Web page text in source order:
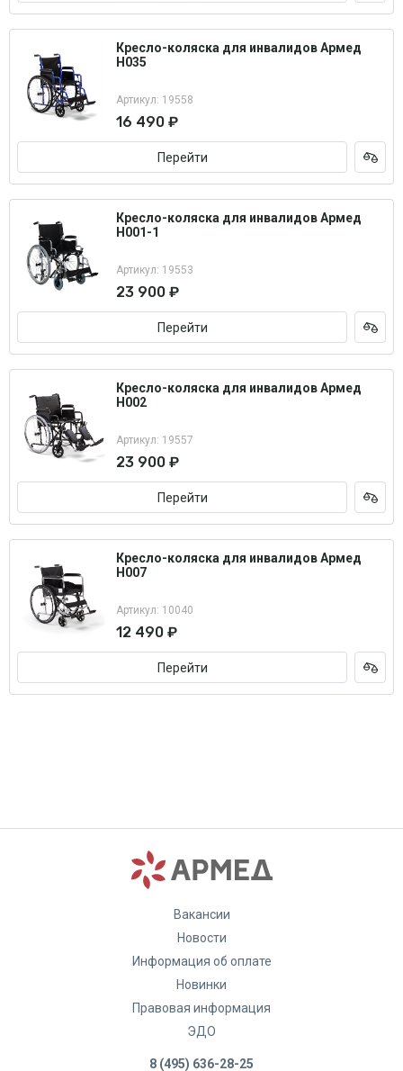
Кресло-коляска для инвалидов Армед
H035
Артикул: 19558
16 490 ₽
Перейти
Кресло-коляска для инвалидов Армед
H001-1
Артикул: 19553
23 900 ₽
Перейти
Кресло-коляска для инвалидов Армед
H002
Артикул: 19557
23 900 ₽
Перейти
Кресло-коляска для инвалидов Армед
H007
Артикул: 10040
12 490 ₽
Перейти
Вакансии
Новости
Информация об оплате
Новинки
Правовая информация
ЭДО
8 (495) 636-28-25